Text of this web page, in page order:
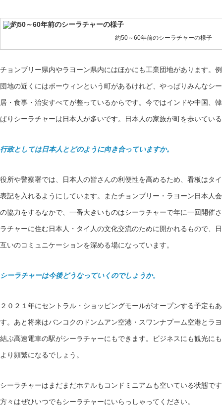
約50～60年前のシーラチャーの様子
チョンブリー県内やラヨーン県内にはほかにも工業団地があります。
団地の近くにはボーウィンという町があるけれど、やっぱりみんなシ
居・食事・治安すべてが整っているからです。今ではインドや中国、
ぱりシーラチャーは日本人が多いです。日本人の家族が町を歩いてい
行政としては日本人とどのように向き合っていますか。
役所や警察署では、日本人の皆さんの利便性を高めるため、看板はタ
表記を入れるようにしています。またチョンブリー・ラヨーン日本人
の協力をするなかで、一番大きいものはシーラチャーで年に一回開催
ラチャーに住む日本人・タイ人の文化交流のために開かれるもので、
互いのコミュニケーションを深める場になっています。
シーラチャーは今後どうなっていくのでしょうか。
２０２１年にセントラル・ショッピングモールがオープンする予定も
す。あと将来はバンコクのドンムアン空港・スワンナプーム空港とラ
結ぶ高速電車の駅がシーラチャーにもできます。ビジネスにも観光に
より頻繁になるでしょう。
シーラチャーはまだまだホテルもコンドミニアムも空いている状態で
方々はぜひいつでもシーラチャーにいらっしゃってください。